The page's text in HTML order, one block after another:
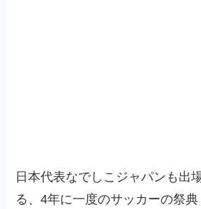
日本代表なでしこジャパンも出
る、4年に一度のサッカーの祭